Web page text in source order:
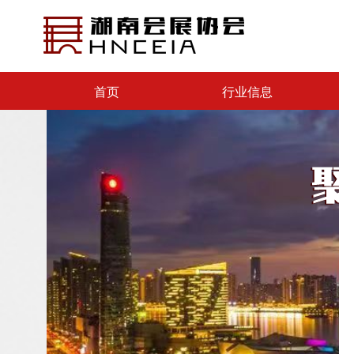
首页 行业信息